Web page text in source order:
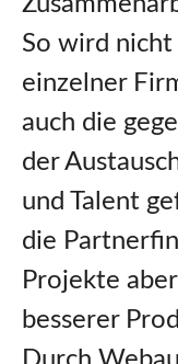
So wird nicht
einzelner
auch die
der
und Talent
die
Projekte
besserer